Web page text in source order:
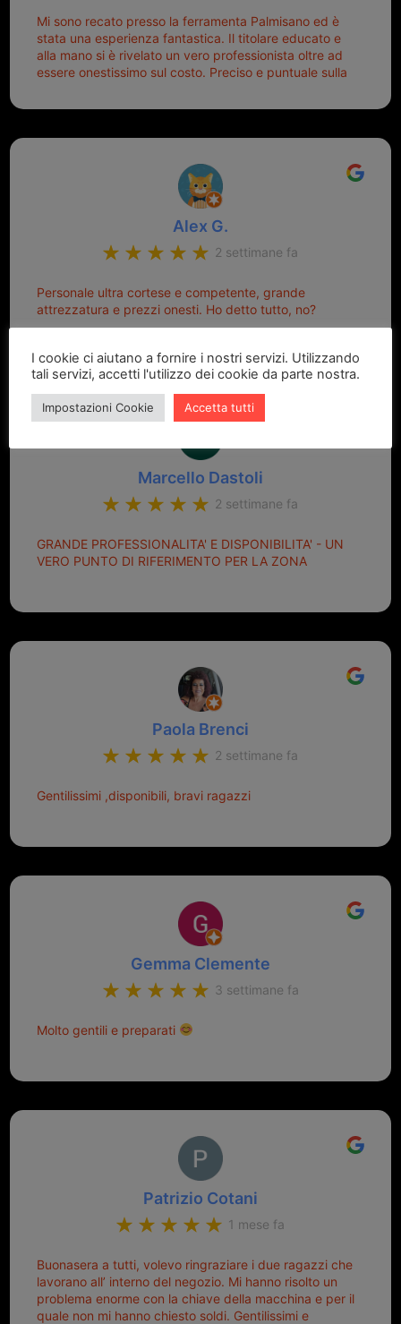
Mi sono recato presso la ferramenta Palmisano ed è
stata una esperienza fantastica. Il titolare educato e
alla mano si è rivelato un vero professionista oltre ad
essere onestissimo sul costo. Preciso e puntuale sulla
Alex G.
2 settimane fa
Personale ultra cortese e competente, grande
attrezzatura e prezzi onesti. Ho detto tutto, no?
Marcello Dastoli
2 settimane fa
GRANDE PROFESSIONALITA' E DISPONIBILITA' - UN
VERO PUNTO DI RIFERIMENTO PER LA ZONA
Paola Brenci
2 settimane fa
Gentilissimi ,disponibili, bravi ragazzi
Gemma Clemente
3 settimane fa
Molto gentili e preparati
Patrizio Cotani
1 mese fa
Buonasera a tutti, volevo ringraziare i due ragazzi che
lavorano all’ interno del negozio. Mi hanno risolto un
problema enorme con la chiave della macchina e per il
quale non mi hanno chiesto soldi. Gentilissimi e
I cookie ci aiutano a fornire i nostri servizi. Utilizzando
tali servizi, accetti l'utilizzo dei cookie da parte nostra.
Impostazioni Cookie Accetta tutti